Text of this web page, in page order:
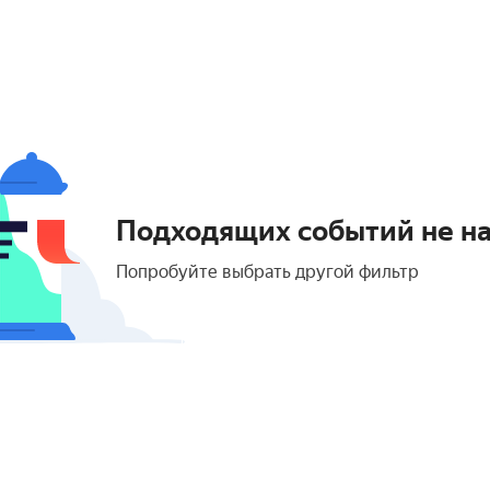
Подходящих событий не
Попробуйте выбрать другой фильтр